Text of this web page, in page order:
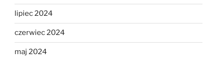
lipiec 2024
czerwiec 2024
maj 2024